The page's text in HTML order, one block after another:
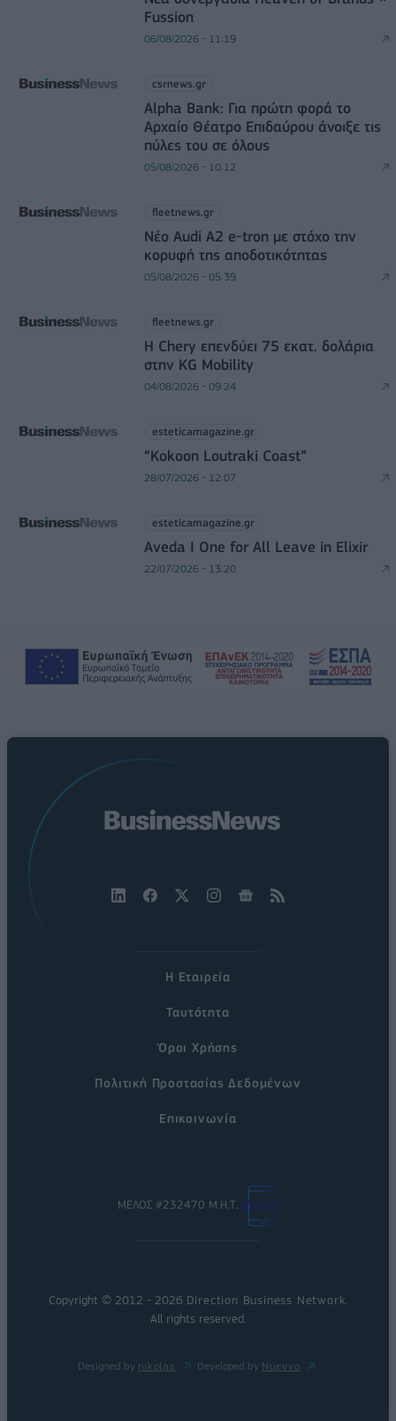
Fussion
06/08/2026 - 11:19
csrnews.gr
Alpha Bank: Για πρώτη φορά το
Αρχαίο Θέατρο Επιδαύρου άνοιξε τις
πύλες του σε όλους
05/08/2026 - 10:12
fleetnews.gr
Νέο Audi A2 e-tron με στόχο την
κορυφή της αποδοτικότητας
05/08/2026 - 05:39
fleetnews.gr
Η Chery επενδύει 75 εκατ. δολάρια
στην KG Mobility
04/08/2026 - 09:24
esteticamagazine.gr
“Kokoon Loutraki Coast”
28/07/2026 - 12:07
esteticamagazine.gr
Aveda I One for All Leave in Elixir
22/07/2026 - 13:20
Η Εταιρεία
Ταυτότητα
Όροι Χρήσης
Πολιτική Προστασίας Δεδομένων
Επικοινωνία
ΜΕΛΟΣ #232470 Μ.Η.Τ.
Copyright © 2012 - 2026 Direction Business Network
All rights reserved.
Designed by nikolas Developed by Nuevvo